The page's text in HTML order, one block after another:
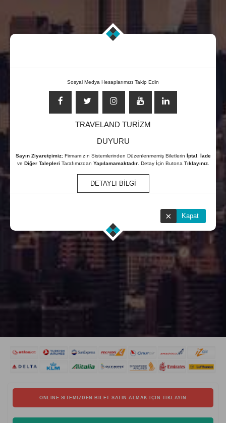
7/24 ONLİNE ÇAĞRI MERKEZİ
ONLINE SITEMIZDEN BILET SATIN ALMAK İÇIN TIKLAYIN
Kapat
×
Sosyal Medya Hesaplarımızı Takip Edin
TRAVELAND TURİZM
DUYURU
Sayın Ziyaretçimiz; Firmamızın Sistemlerinden Düzenlenmemiş Biletlerin İptal
İade
ve Diğer Talepleri Tarafımızdan Yapılamamaktadır. Detay İçin Butona Tıklayınız.
DETAYLI BİLGİ